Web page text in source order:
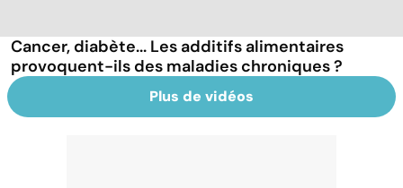
Cancer, diabète... Les additifs alimentaires
provoquent-ils des maladies chroniques ?
Plus de vidéos